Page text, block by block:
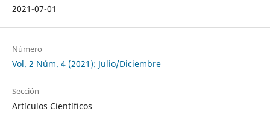
2021-07-01
Número
Vol. 2 Núm. 4 (2021): Julio/Diciembre
Sección
Artículos Científicos